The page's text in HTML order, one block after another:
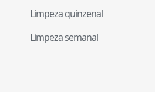
Limpeza quinzenal
Limpeza semanal